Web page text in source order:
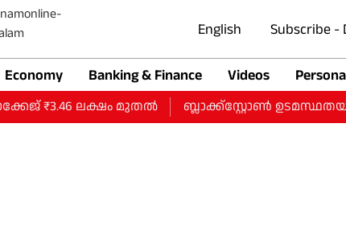
English Subscribe -
Economy Banking & Finance Videos
₹3.46 ലക്ഷം മുതല്‍ ബ്ലാക്ക്‌സ്റ്റോൺ